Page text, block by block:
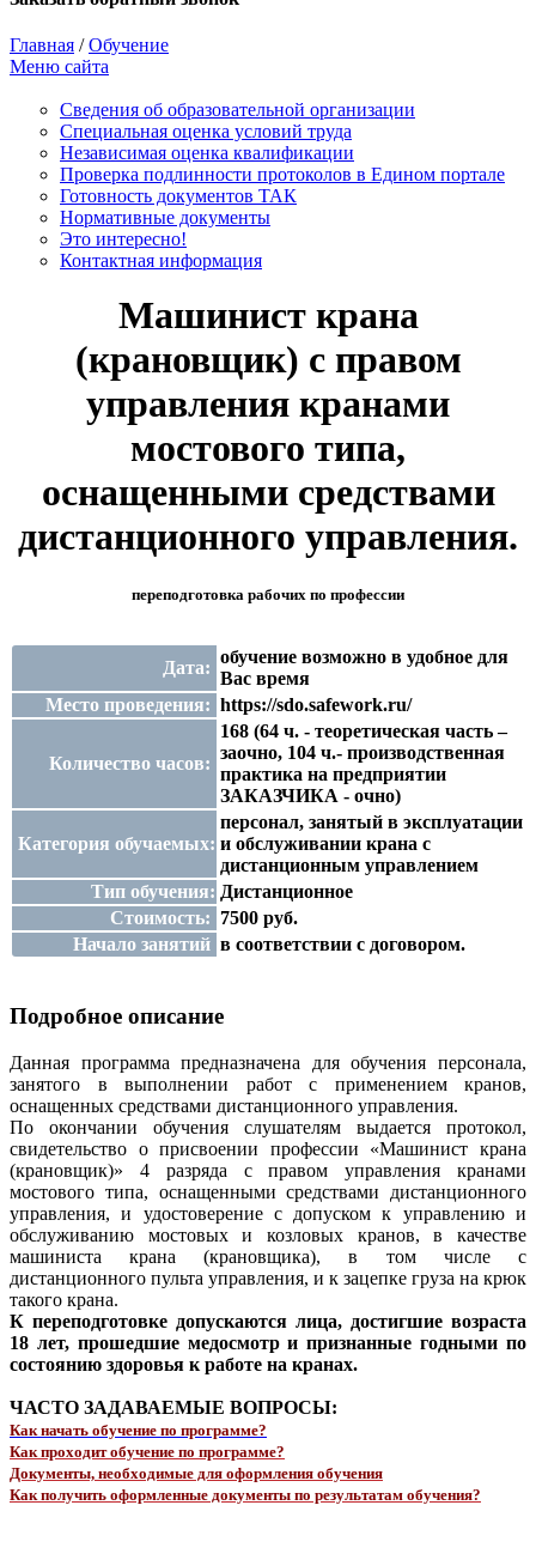
Главная /Обучение
Меню сайта
Сведения об образовательной организации
Cпециальная оценка условий труда
Независимая оценка квалификации
Проверка подлинности протоколов в Едином портале
Готовность документов ТАК
Нормативные документы
Это интересно!
Контактная информация
Машинист крана
(крановщик) с правом
управления кранами
мостового типа,
оснащенными средствами
дистанционного управления.
переподготовка рабочих по профессии
Дата:
обучение возможно в удобное для
Вас время
Место проведения: https://sdo.safework.ru/
Количество часов:
168 (64 ч. - теоретическая часть –
заочно, 104 ч.- производственная
практика на предприятии
ЗАКАЗЧИКА - очно)
Категория обучаемых:
персонал, занятый в эксплуатации
и обслуживании крана с
дистанционным управлением
Тип обучения: Дистанционное
Стоимость: 7500 руб.
Начало занятий в соответствии с договором.
Подробное описание
Данная программа предназначена для обучения персонала,
занятого в выполнении работ с применением кранов,
оснащенных средствами дистанционного управления.
По окончании обучения слушателям выдается протокол,
свидетельство о присвоении профессии «Машинист крана
(крановщик)» 4 разряда с правом управления кранами
мостового типа, оснащенными средствами дистанционного
управления, и удостоверение с допуском к управлению и
обслуживанию мостовых и козловых кранов, в качестве
машиниста крана (крановщика), в том числе с
дистанционного пульта управления, и к зацепке груза на крюк
такого крана.
К переподготовке допускаются лица, достигшие возраста
18 лет, прошедшие медосмотр и признанные годными по
состоянию здоровья к работе на кранах.
ЧАСТО ЗАДАВАЕМЫЕ ВОПРОСЫ:
Как начать обучение по программе?
Как проходит обучение по программе?
Документы, необходимые для оформления обучения
Как получить оформленные документы по результатам обучения?